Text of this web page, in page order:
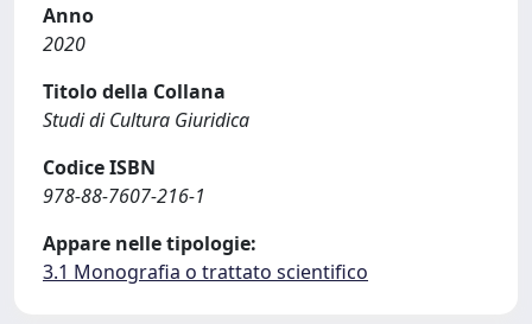
Anno
2020
Titolo della Collana
Studi di Cultura Giuridica
Codice ISBN
978-88-7607-216-1
Appare nelle tipologie:
3.1 Monografia o trattato scientifico